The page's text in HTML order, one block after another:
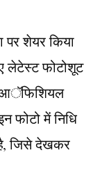
पर शेयर किया
लेटेस्ट फोटोशूट
आॅफिशियल
फोटो में निधि
जिसे देखकर